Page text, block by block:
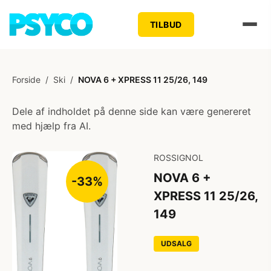
TILBUD
Forside / Ski / NOVA 6 + XPRESS 11 25/26, 149
Dele af indholdet på denne side kan være genereret
med hjælp fra AI.
-33%
ROSSIGNOL
NOVA 6 +
XPRESS 11 25/26,
149
UDSALG